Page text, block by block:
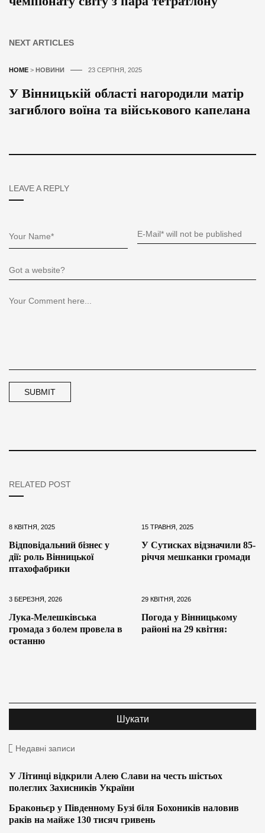
NEXT ARTICLES
HOME > НОВИНИ 23 СЕРПНЯ, 2025
У Вінницькій області нагородили матір
загиблого воїна та військового капелана
LEAVE A REPLY
RELATED POST
8 КВІТНЯ, 2025
Відповідальний бізнес у
дії: роль Вінницької
птахофабрики
15 ТРАВНЯ, 2025
У Сутисках відзначили 85-
річчя мешканки громади
3 БЕРЕЗНЯ, 2026
Лука-Мелешківська
громада з болем провела в
останню
29 КВІТНЯ, 2026
Погода у Вінницькому
районі на 29 квітня:
Недавні записи
У Літинці відкрили Алею Слави на честь шістьох
полеглих Захисників України
Браконьєр у Південному Бузі біля Бохоників наловив
раків на майже 130 тисяч гривень